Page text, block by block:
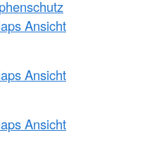
Ansicht
Ansicht
Ansicht